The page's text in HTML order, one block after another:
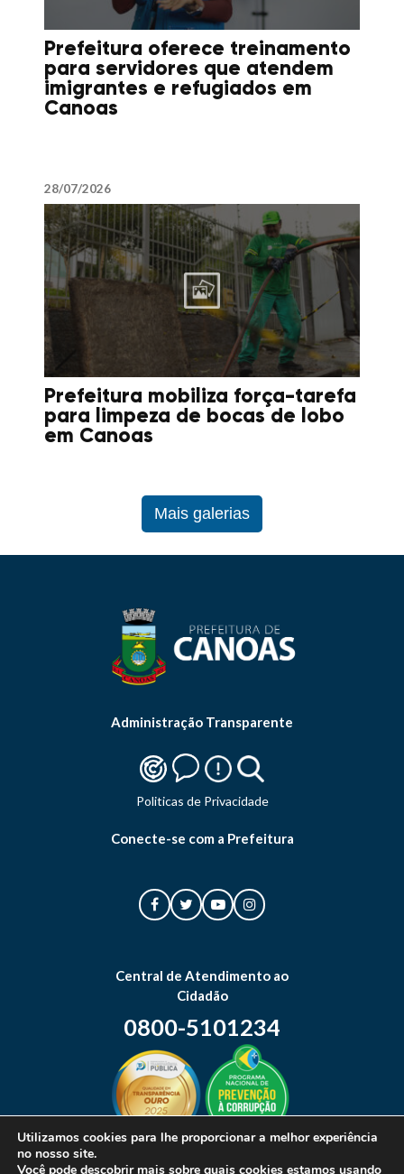
Prefeitura oferece treinamento
para servidores que atendem
imigrantes e refugiados em
Canoas
28/07/2026
Prefeitura mobiliza força-tarefa
para limpeza de bocas de lobo
em Canoas
Mais galerias
Administração Transparente
Politicas de Privacidade
Conecte-se com a Prefeitura
Central de Atendimento ao
Cidadão
0800-5101234
Utilizamos cookies para lhe proporcionar a melhor experiência
no nosso site.
Você pode descobrir mais sobre quais cookies estamos usando